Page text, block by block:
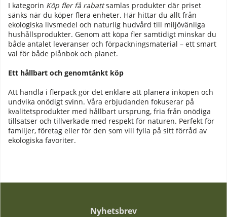
I kategorin Köp fler få rabattsamlas produkter där priset
sänks när du köper flera enheter. Här hittar du allt från
ekologiska livsmedel och naturlig hudvård till miljövänliga
hushållsprodukter. Genom att köpa fler samtidigt minskar du
både antalet leveranser och förpackningsmaterial – ett smart
val för både plånbok och planet.
Ett hållbart och genomtänkt köp
Att handla i flerpack gör det enklare att planera inköpen och
undvika onödigt svinn. Våra erbjudanden fokuserar på
kvalitetsprodukter med hållbart ursprung, fria från onödiga
tillsatser och tillverkade med respekt för naturen. Perfekt för
familjer, företag eller för den som vill fylla på sitt förråd av
ekologiska favoriter.
Nyhetsbrev